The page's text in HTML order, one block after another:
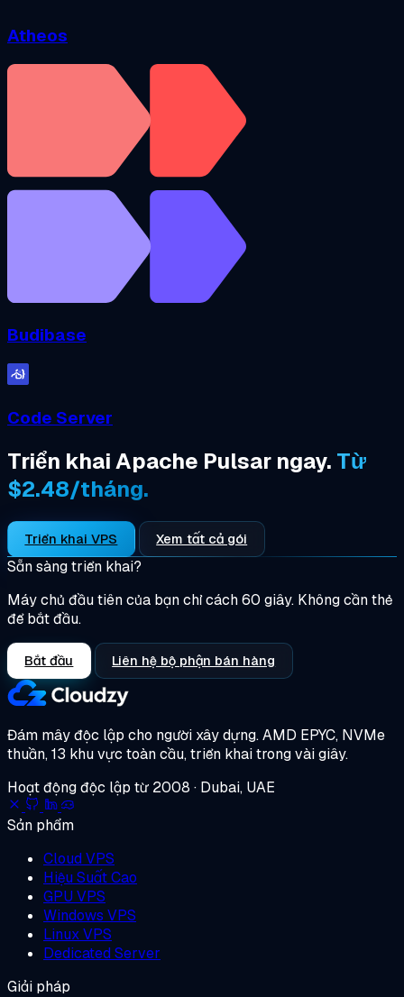
Atheos
Budibase
Code Server
Triển khai Apache Pulsar ngay. Từ
$2.48/tháng.
Triển khai VPS Xem tất cả gói
Sẵn sàng triển khai?
Máy chủ đầu tiên của bạn chỉ cách 60 giây. Không cần thẻ
để bắt đầu.
Bắt đầu Liên hệ bộ phận bán hàng
Đám mây độc lập cho người xây dựng.AMD EPYC, NVMe
thuần, 13 khu vực toàn cầu, triển khai trong vài giây.
Hoạt động độc lập từ 2008 · Dubai, UAE
Sản phẩm
Cloud VPS
Hiệu Suất Cao
GPU VPS
Windows VPS
Linux VPS
Dedicated Server
Giải pháp